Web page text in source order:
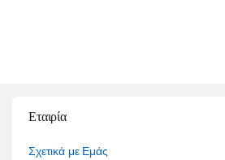
Εταιρία
Σχετικά με Εμάς